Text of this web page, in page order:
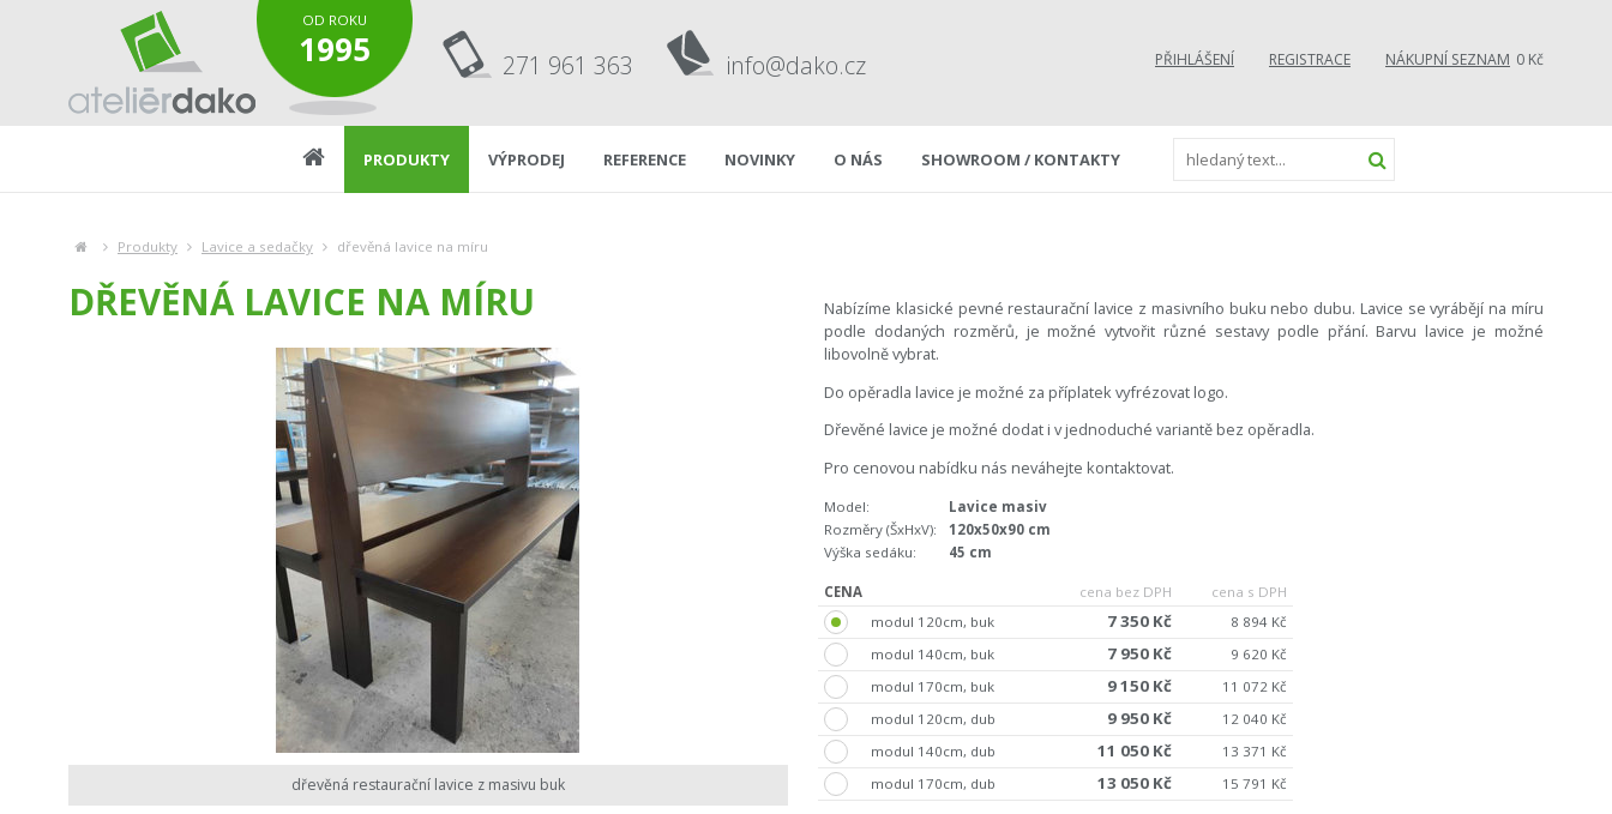
OD ROKU
1995 271 961 363 info@dako.cz PŘIHLÁŠENÍ REGISTRACE NÁKUPNÍ SEZNAM 0 Kč
PRODUKTY VÝPRODEJ REFERENCE NOVINKY O NÁS SHOWROOM / KONTAKTY
Produkty Lavice a sedačky dřevěná lavice na míru
DŘEVĚNÁ LAVICE NA MÍRU
dřevěná restaurační lavice z masivu buk
Nabízíme klasické pevné restaurační lavice z masivního buku nebo dubu. Lavice se vyrábějí na míru
podle dodaných rozměrů, je možné vytvořit různé sestavy podle přání. Barvu lavice je možné
libovolně vybrat.
Do opěradla lavice je možné za příplatek vyfrézovat logo.
Dřevěné lavice je možné dodat i v jednoduché variantě bez opěradla.
Pro cenovou nabídku nás neváhejte kontaktovat.
Model:
Lavice masiv
Rozměry (ŠxHxV):
120x50x90 cm
Výška sedáku:
45 cm
CENA cena bez DPH
cena s DPH
modul 120cm, buk
7 350 Kč
8 894 Kč
modul 140cm, buk
7 950 Kč
9 620 Kč
modul 170cm, buk
9 150 Kč
11 072 Kč
modul 120cm, dub
9 950 Kč
12 040 Kč
modul 140cm, dub
11 050 Kč
13 371 Kč
modul 170cm, dub
13 050 Kč 15 791 Kč